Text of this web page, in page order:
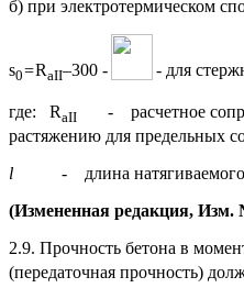
б) при электротермическом
s0=RаII–300 - - для
где: RаII - расчетное
растяжению для предельных
l - длина
(Измененная редакция, Изм.
2.9. Прочность бетона в
(передаточная прочность)